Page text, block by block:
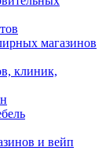
магазинов
клиник,
и вейп